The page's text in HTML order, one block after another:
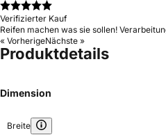
Verifizierter Kauf
Reifen machen was sie sollen!
« VorherigeNächste »
Produktdetails
Dimension
Breite